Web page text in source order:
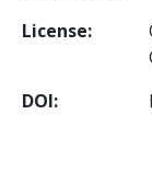
License:
DOI: